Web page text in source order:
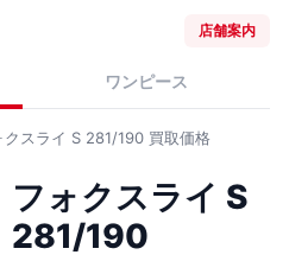
店舗案内
ワンピース
クスライ S 281/190 買取価格
フォクスライ S
281/190